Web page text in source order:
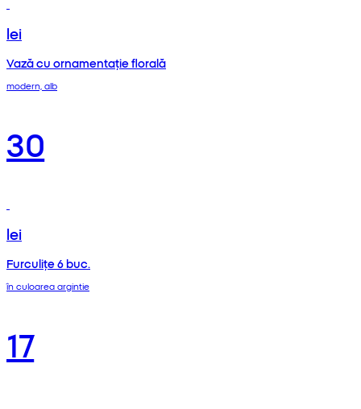
lei
Vază cu ornamentație florală
modern, alb
30
lei
Furculițe 6 buc.
în culoarea argintie
17